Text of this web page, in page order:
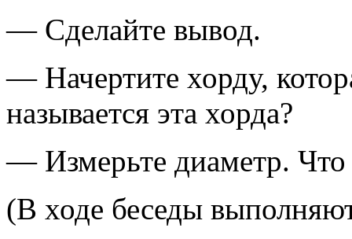
— Сделайте вывод.
— Начертите хорду,
называется эта хорда?
— Измерьте диаметр. Что
(В ходе беседы